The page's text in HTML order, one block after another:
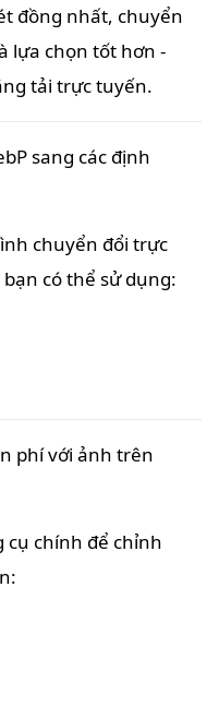
đồng nhất, chuyển
lựa chọn tốt hơn -
tải trực tuyến.
sang các định
chuyển đổi trực
có thể sử dụng:
phí với ảnh trên
cụ chính để chỉnh